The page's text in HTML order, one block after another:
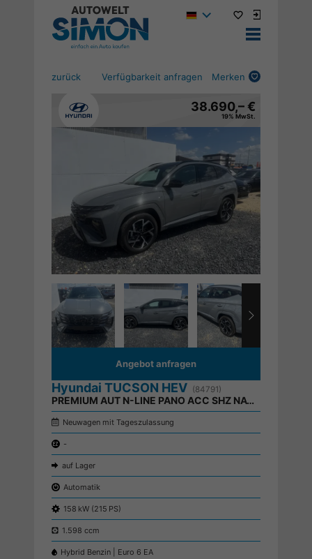
zurück Verfügbarkeit anfragen Merken
38.690,– €
19% MwSt.
Angebot anfragen
(84791)
Hyundai TUCSON HEV
PREMIUM AUT N-LINE PANO ACC SHZ NAVI RFK
Neuwagen mit Tageszulassung
-
auf Lager
Automatik
158 kW (215 PS)
1.598 ccm
Hybrid Benzin | Euro 6 EA